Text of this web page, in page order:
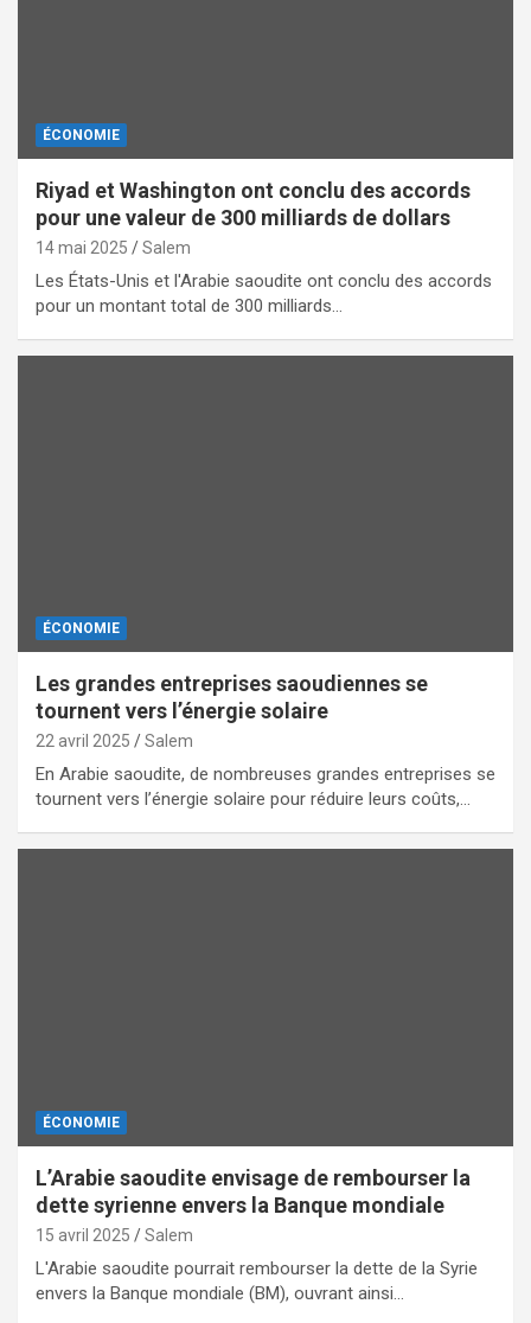
ÉCONOMIE
Riyad et Washington ont conclu des accords
pour une valeur de 300 milliards de dollars
14 mai 2025 Salem
Les États-Unis et l'Arabie saoudite ont conclu des accords
pour un montant total de 300 milliards…
ÉCONOMIE
Les grandes entreprises saoudiennes se
tournent vers l’énergie solaire
22 avril 2025 Salem
En Arabie saoudite, de nombreuses grandes entreprises se
tournent vers l’énergie solaire pour réduire leurs coûts,…
ÉCONOMIE
L’Arabie saoudite envisage de rembourser la
dette syrienne envers la Banque mondiale
15 avril 2025 Salem
L'Arabie saoudite pourrait rembourser la dette de la Syrie
envers la Banque mondiale (BM), ouvrant ainsi…